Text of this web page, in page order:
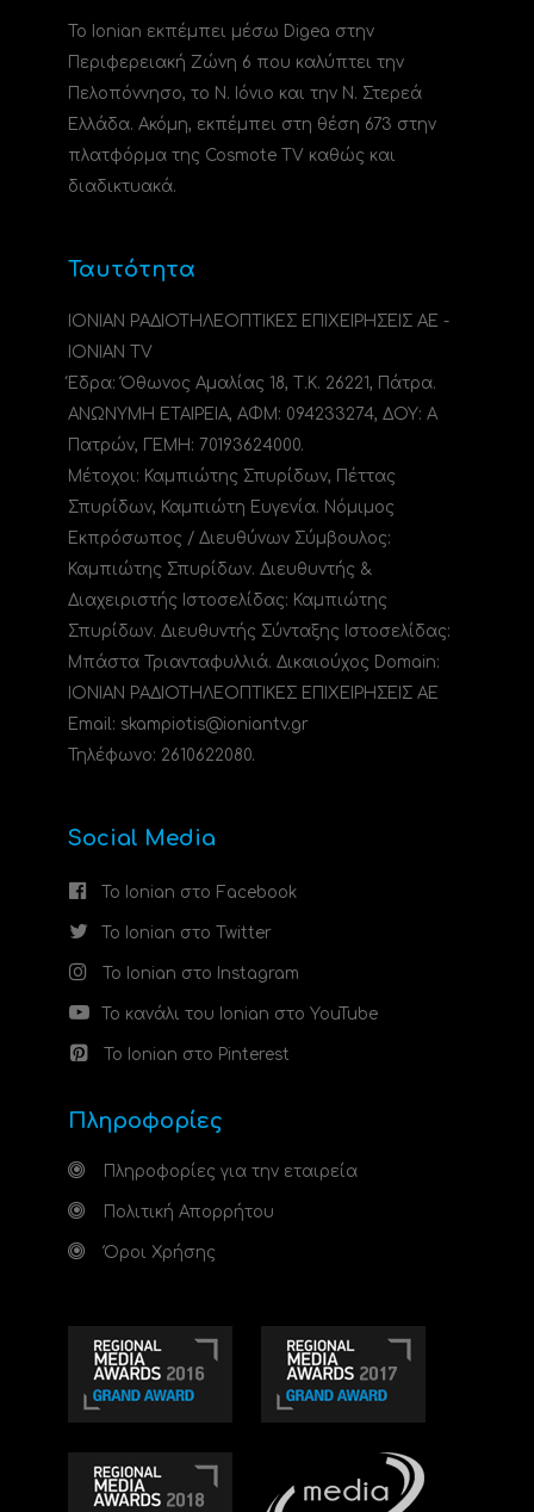
Το Ionian εκπέμπει μέσω Digea στην
Περιφερειακή Ζώνη 6 που καλύπτει την
Πελοπόννησο, το N. Ιόνιο και την Ν. Στερεά
Ελλάδα. Ακόμη, εκπέμπει στη θέση 673 στην
πλατφόρμα της Cosmote TV καθώς και
διαδικτυακά.
Ταυτότητα
ΙΟΝΙΑΝ ΡΑΔΙΟΤΗΛΕΟΠΤΙΚΕΣ ΕΠΙΧΕΙΡΗΣΕΙΣ ΑΕ -
IONIAN TV
Έδρα: Όθωνος Αμαλίας 18, Τ.Κ. 26221, Πάτρα.
ΑΝΩΝΥΜΗ ΕΤΑΙΡΕΙΑ, ΑΦΜ: 094233274, ΔΟΥ: A
Πατρών, ΓΕΜΗ: 70193624000.
Μέτοχοι: Καμπιώτης Σπυρίδων, Πέττας
Σπυρίδων, Καμπιώτη Ευγενία. Νόμιμος
Εκπρόσωπος / Διευθύνων Σύμβουλος:
Καμπιώτης Σπυρίδων. Διευθυντής &
Διαχειριστής Ιστοσελίδας: Καμπιώτης
Σπυρίδων. Διευθυντής Σύνταξης Ιστοσελίδας:
Μπάστα Τριανταφυλλιά. Δικαιούχος Domain:
ΙΟΝΙΑΝ ΡΑΔΙΟΤΗΛΕΟΠΤΙΚΕΣ ΕΠΙΧΕΙΡΗΣΕΙΣ ΑΕ
Email: skampiotis@ioniantv.gr
Τηλέφωνο: 2610622080.
Social Media
Το Ionian στο Facebook
Το Ionian στο Twitter
Το Ionian στο Instagram
Το κανάλι του Ionian στο YouTube
Το Ionian στο Pinterest
Πληροφορίες
Πληροφορίες για την εταιρεία
Πολιτική Απορρήτου
Όροι Χρήσης